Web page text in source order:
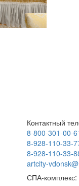
Контактный
8-800-301-00-
8-928-110-33-
8-928-110-33-
artcity-
СПА-комплекс: